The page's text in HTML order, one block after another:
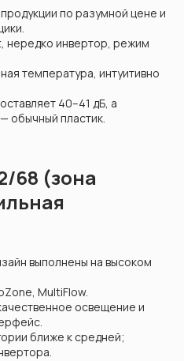
по разумной цене и
нередко инвертор, режим
температура, интуитивно
40–41 дБ, а
обычный пластик.
68 (зона
выполнены на высоком
MultiFlow.
освещение и
ближе к средней;